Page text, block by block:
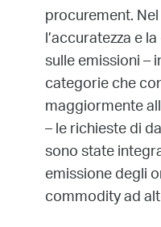
procurement.
l’accuratezza e
sulle emissioni –
categorie che
maggiormente
– le richieste di
sono state
emissione degli
commodity ad